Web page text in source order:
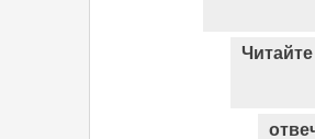
Читайте